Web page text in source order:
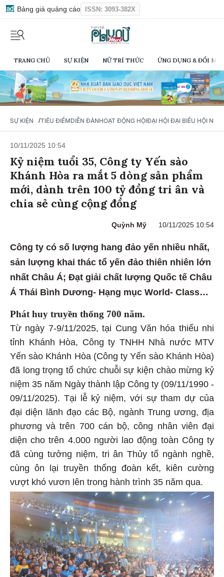
Bảng giá quảng cáo ISSN: 3093-382X
TRANG CHỦ SỰ KIỆN NỮ TRÍ THỨC ỨNG DỤNG & ĐỔI
SỰ KIỆN / TIÊU ĐIỂMDIỄN ĐÀNHOẠT ĐỘNG HỘIĐẠI HỘI ĐẠI BIỂU HỘI NỮ
10/11/2025 10:54
Kỷ niệm tuổi 35, Công ty Yến sào
Khánh Hòa ra mắt 5 dòng sản phẩm
mới, dành trên 100 tỷ đồng tri ân và
chia sẻ cùng cộng đồng
Quỳnh Mỹ 10/11/2025 10:54
Công ty có số lượng hang đảo yến nhiều nhất,
sản lượng khai thác tổ yến đảo thiên nhiên lớn
nhất Châu Á; Đạt giải chất lượng Quốc tế Châu
Á Thái Bình Dương- Hạng mục World- Class…
Phát huy truyền thống 700 năm.
Từ ngày 7-9/11/2025, tại Cung Văn hóa thiếu nhi
tỉnh Khánh Hòa, Công ty TNHH Nhà nước MTV
Yến sào Khánh Hòa (Công ty Yến sào Khánh Hòa)
đã long trọng tổ chức chuỗi sự kiện chào mừng kỷ
niệm 35 năm Ngày thành lập Công ty (09/11/1990 -
09/11/2025). Tại lễ kỷ niệm, với sự tham dự của
đại diện lãnh đạo các Bộ, ngành Trung ương, địa
phương và trên 700 cán bộ, công nhân viên đại
diện cho trên 4.000 người lao động toàn Công ty
đã cùng tưởng niệm, tri ân Thủy tổ ngành nghề,
cùng ôn lại truyền thống đoàn kết, kiên cường
vượt khó vươn lên trong hành trình 35 năm qua.